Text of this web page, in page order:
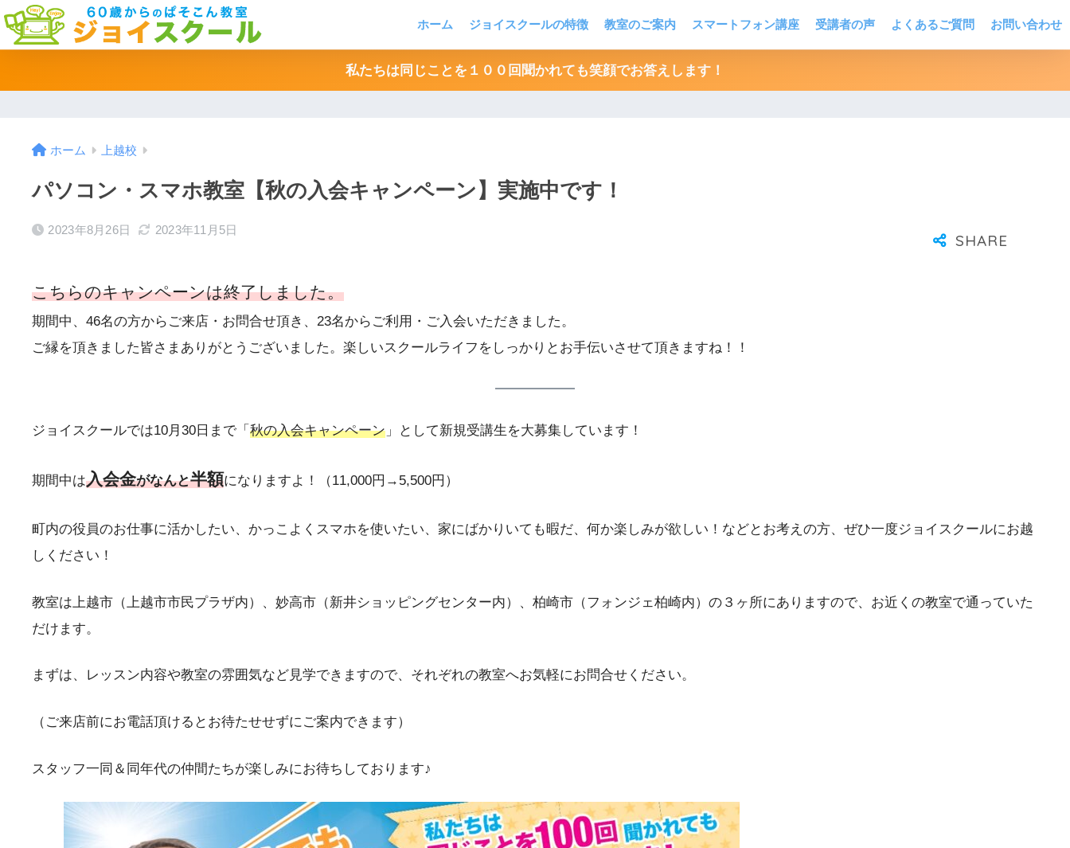
ホーム ジョイスクールの特徴 教室のご案内 スマートフォン講座 受講者の声 よくあるご質問 お問い合わせ
私たちは同じことを１００回聞かれても笑顔でお答えします！
ホーム 上越校
パソコン・スマホ教室【秋の入会キャンペーン】実施中です！
2023年8月26日 2023年11月5日
こちらのキャンペーンは終了しました。
期間中、46名の方からご来店・お問合せ頂き、23名からご利用・ご入会いただきました。
ご縁を頂きました皆さまありがとうございました。楽しいスクールライフをしっかりとお手伝いさせて頂きますね！！
ジョイスクールでは10月30日まで「 秋の入会キャンペーン 」として新規受講生を大募集しています！
期間中は入会金がなんと半額になりますよ！（11,000円→5,500円）
町内の役員のお仕事に活かしたい、かっこよくスマホを使いたい、家にばかりいても暇だ、何か楽しみが欲しい！などとお考えの方、ぜひ一度ジョイスクールにお越
しください！
教室は上越市（上越市市民プラザ内）、妙高市（新井ショッピングセンター内）、柏崎市（フォンジェ柏崎内）の３ヶ所にありますので、お近くの教室で通っていた
だけます。
まずは、レッスン内容や教室の雰囲気など見学できますので、それぞれの教室へお気軽にお問合せください。
（ご来店前にお電話頂けるとお待たせせずにご案内できます）
スタッフ一同＆同年代の仲間たちが楽しみにお待ちしております♪